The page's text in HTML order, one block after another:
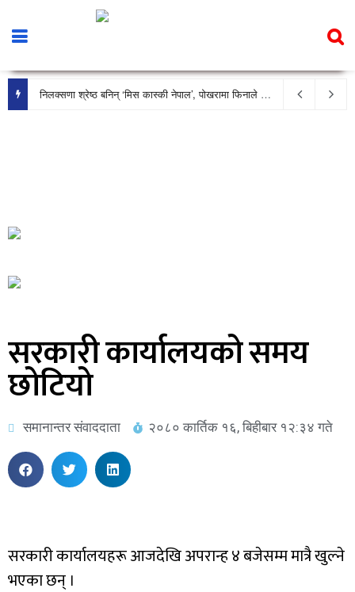
निलक्सणा श्रेष्ठ बनिन् ‘मिस कास्की नेपाल’, पोखरामा फिनाले भव्य रूपमा सम्पन्न
सरकारी कार्यालयको समय
छोटियो
समानान्तर संवाददाता २०८० कार्तिक १६, बिहीबार १२:३४ गते
सरकारी कार्यालयहरू आजदेखि अपरान्ह ४ बजेसम्म मात्रै खुल्ने
भएका छन् ।